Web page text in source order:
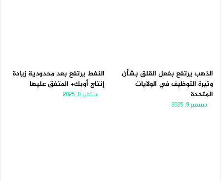
الذهب يرتفع بفعل القلق بشأن
وتيرة التوظيف في الولايات
المتحدة
سبتمبر 9, 2025
النفط يرتفع بعد محدودية زيادة
إنتاج أوبك+ المتفق عليها
سبتمبر 8, 2025